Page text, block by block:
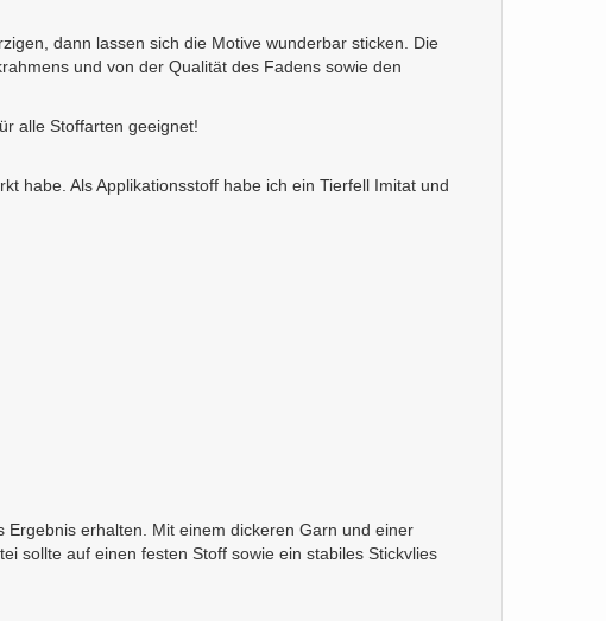
dann lassen sich die Motive wunderbar sticken. Die
und von der Qualität des Fadens sowie den
alle Stoffarten geeignet!
habe. Als Applikationsstoff habe ich ein Tierfell Imitat und
erhalten. Mit einem dickeren Garn und einer
sollte auf einen festen Stoff sowie ein stabiles Stickvlies